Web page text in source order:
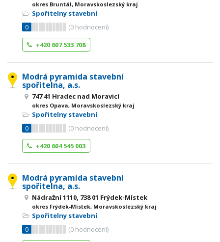
okres Bruntál, Moravskoslezský kraj
Spořitelny stavební
0
(0 hodnocení)
+420 607 533 708
Modrá pyramida stavební
spořitelna, a.s.
747 41 Hradec nad Moravicí
okres Opava, Moravskoslezský kraj
Spořitelny stavební
0
(0 hodnocení)
+420 604 545 003
Modrá pyramida stavební
spořitelna, a.s.
Nádražní 1110, 738 01 Frýdek-Místek
okres Frýdek-Místek, Moravskoslezský kraj
Spořitelny stavební
0
(0 hodnocení)